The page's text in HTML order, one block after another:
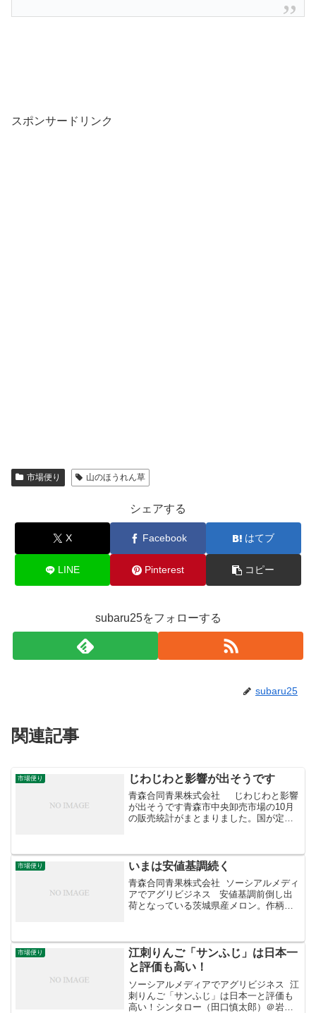
スポンサードリンク
市場便り 山のほうれん草
シェアする
X Facebook はてブ
LINE Pinterest コピー
subaru25をフォローする
subaru25
関連記事
市場便り じわじわと影響が出そうです
青森合同青果株式会社 じわじわと影響
が出そうです青森市中央卸売市場の10月
の販売統計がまとまりました。国が定め
96％に。出荷終盤の夏秋ものは、好相場
にけん引さ...
市場便り いまは安値基調続く
青森合同青果株式会社 ソーシアルメディ
アでアグリビジネス 安値基調前倒し出
荷となっている茨城県産メロン。作柄は
が低調のため、平年よりも２割安と安値
基調。お買い得で...
市場便り
江刺りんご「サンふじ」は日本一
と評価も高い！
ソーシアルメディアでアグリビジネス 江
刺りんご「サンふじ」は日本一と評価も
高い！シンタロー（田口慎太郎）＠岩手